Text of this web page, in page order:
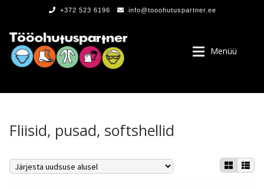
+372 523 6196 info@tooohutuspartner.ee
Menüü
Fliisid, pusad, softshellid